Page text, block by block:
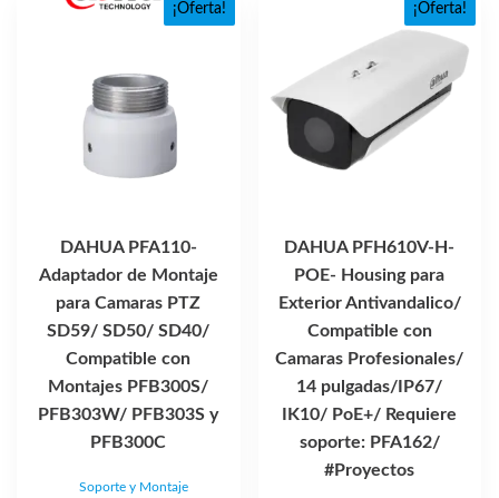
¡Oferta!
DAHUA PFA110-
Adaptador de Montaje
para Camaras PTZ
SD59/ SD50/ SD40/
Compatible con
Montajes PFB300S/
PFB303W/ PFB303S y
PFB300C
Soporte y Montaje
¡Oferta!
DAHUA PFH610V-H-
POE- Housing para
Exterior Antivandalico/
Compatible con
Camaras Profesionales/
14 pulgadas/IP67/
IK10/ PoE+/ Requiere
soporte: PFA162/
#Proyectos